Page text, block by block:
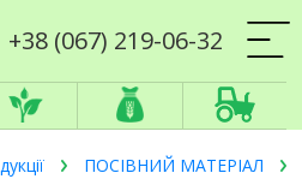
+38 (067) 219-06-32
ПОСІВНИЙ МАТЕРІАЛ